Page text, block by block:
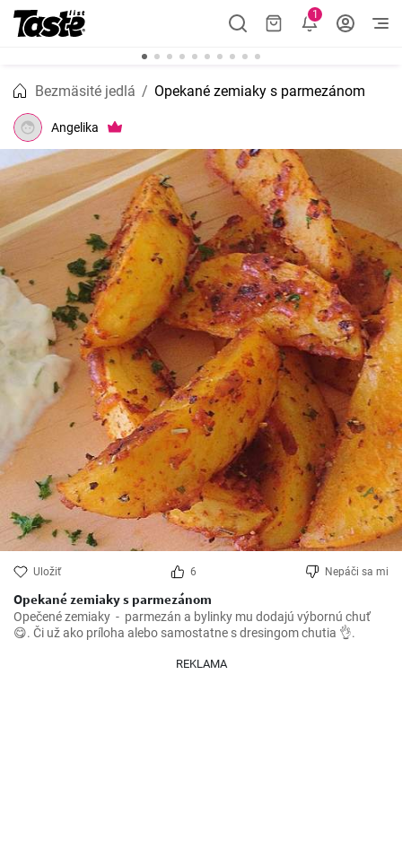
1
Bezmäsité jedlá Opekané zemiaky s parmezánom
Angelika
Uložiť 6 Nepáči sa mi
Opekané zemiaky s parmezánom
Opečené zemiaky  -  parmezán a bylinky mu dodajú výbornú chuť
😋. Či už ako príloha alebo samostatne s dresingom chutia 👌.
REKLAMA